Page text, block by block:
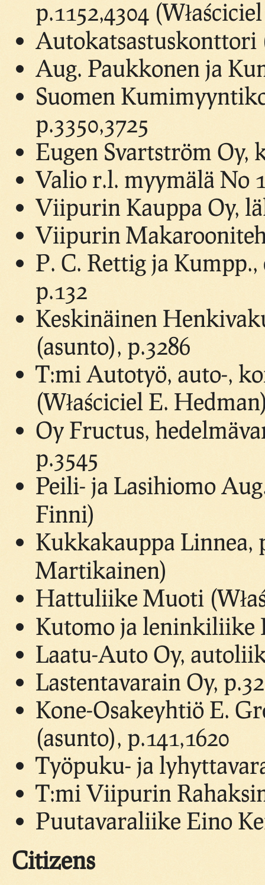
p.1152,4304
Autokatsastuskonttori
Aug. Paukkonen ja
Suomen
p.3350,3725
Eugen Svartström Oy,
Valio r.l. myymälä No
Viipurin Kauppa Oy,
Viipurin
P. C. Rettig ja
p.132
Keskinäinen
(asunto), p.3286
T:mi Autotyö, auto-,
(Właściciel E.
Oy Fructus,
p.3545
Peili- ja Lasihiomo
Finni)
Kukkakauppa Linnea,
Martikainen)
Hattuliike Muoti
Kutomo ja leninkiliike
Laatu-Auto Oy,
Lastentavarain Oy,
Kone-Osakeyhtiö E.
(asunto), p.141,1620
Työpuku- ja
T:mi Viipurin
Puutavaraliike Eino
Citizens